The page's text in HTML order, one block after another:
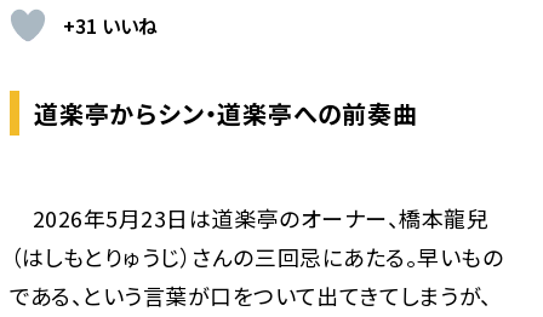
+31 いいね
道楽亭からシン・道楽亭への前奏曲
2026年5月23日は道楽亭のオーナー、橋本龍兒
（はしもとりゅうじ）さんの三回忌にあたる。早いもの
である、という言葉が口をついて出てきてしまうが、